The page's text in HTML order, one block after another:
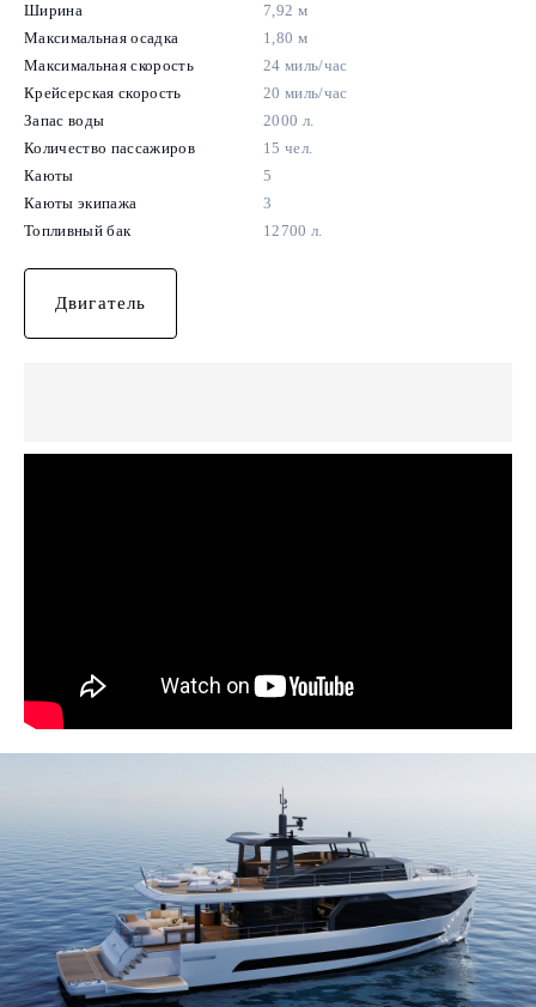
Ширина
7,92 м
Максимальная осадка
1,80 м
Максимальная скорость
24 миль/час
Крейсерская скорость
20 миль/час
Запас воды
2000 л.
Количество пассажиров
15 чел.
Каюты
5
Каюты экипажа
3
Топливный бак
12700 л.
Двигатель